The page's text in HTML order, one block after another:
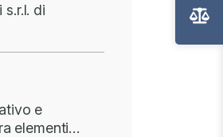
di
e
elementi…